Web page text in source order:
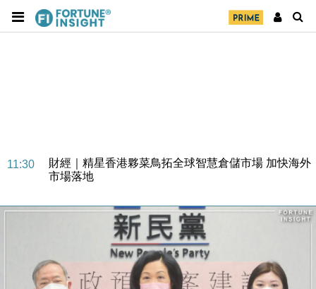
11:30
財經｜精星香港夥菜鳥拓全球智慧倉儲市場 加快海外
市場落地
東京半島
國際｜特朗普赴洛杉磯高球場活動前 男子攜槍彈被捕
12:30
財經｜香港7月PMI回落至51 企業擴張放慢兼縮減人
手